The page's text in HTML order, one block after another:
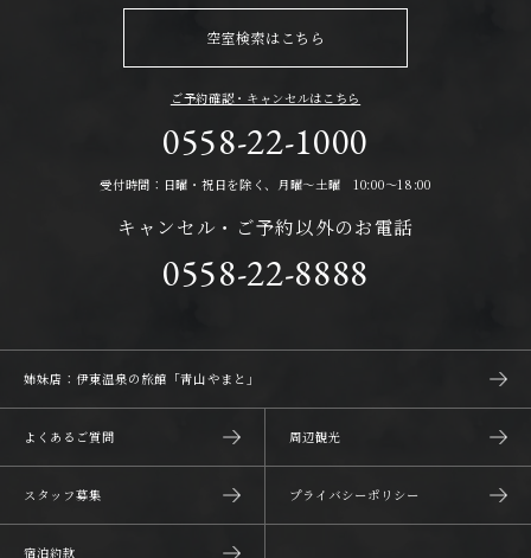
空室検索はこちら
ご予約確認・キャンセルはこちら
0558-22-1000
受付時間：日曜・祝日を除く、月曜～土曜 10:00～18:00
キャンセル・ご予約以外のお電話
0558-22-8888
姉妹店：伊東温泉の旅館「靑山やまと」
よくあるご質問 周辺観光
スタッフ募集 プライバシーポリシー
宿泊約款